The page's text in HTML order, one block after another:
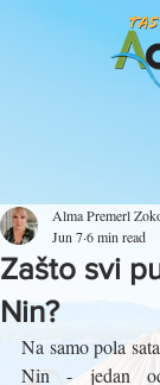
Zašto svi
Nin?
Alma Premerl
Jun 76 min read
Na samo pola
Nin - jedan od